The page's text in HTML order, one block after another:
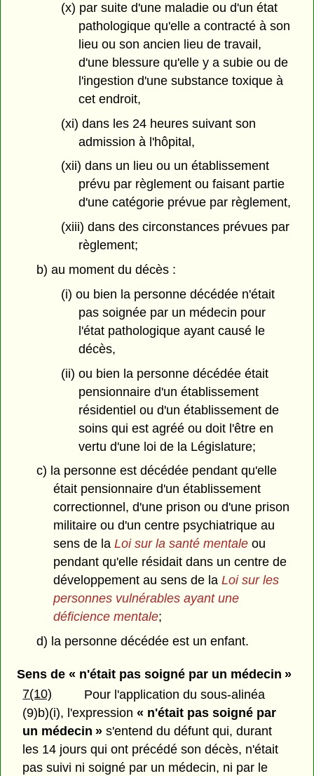
(x) par suite d'une maladie ou d'un état
pathologique qu'elle a contracté à son
lieu ou son ancien lieu de travail,
d'une blessure qu'elle y a subie ou de
l'ingestion d'une substance toxique à
cet endroit,
(xi) dans les 24 heures suivant son
admission à l'hôpital,
(xii) dans un lieu ou un établissement
prévu par règlement ou faisant partie
d'une catégorie prévue par règlement,
(xiii) dans des circonstances prévues par
règlement;
b) au moment du décès :
(i) ou bien la personne décédée n'était
pas soignée par un médecin pour
l'état pathologique ayant causé le
décès,
(ii) ou bien la personne décédée était
pensionnaire d'un établissement
résidentiel ou d'un établissement de
soins qui est agréé ou doit l'être en
vertu d'une loi de la Législature;
c) la personne est décédée pendant qu'elle
était pensionnaire d'un établissement
correctionnel, d'une prison ou d'une prison
militaire ou d'un centre psychiatrique au
sens de laLoi sur la santé mentale ou
pendant qu'elle résidait dans un centre de
développement au sens de laLoi sur les
personnes vulnérables ayant une
déficience mentale;
d) la personne décédée est un enfant.
Sens de « n'était pas soigné par un médecin »
7(10)
Pour l'application du sous-alinéa
(9)b)(i), l'expression« n'était pas soigné par
un médecin » s'entend du défunt qui, durant
les 14 jours qui ont précédé son décès, n'était
pas suivi ni soigné par un médecin, ni par le